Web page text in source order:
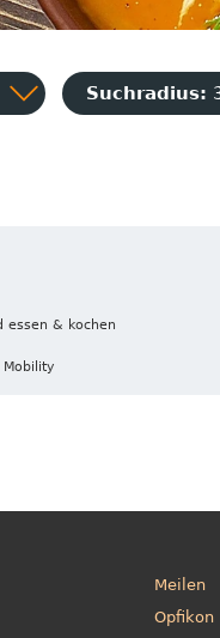
Suchradius:
essen & kochen
Meilen
Opfikon